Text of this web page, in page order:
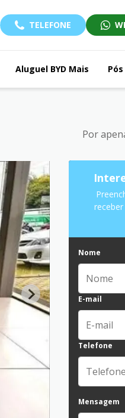
TELEFONE
Aluguel BYD Mais
Por
Nome
E-mail
Telefone
Mensagem